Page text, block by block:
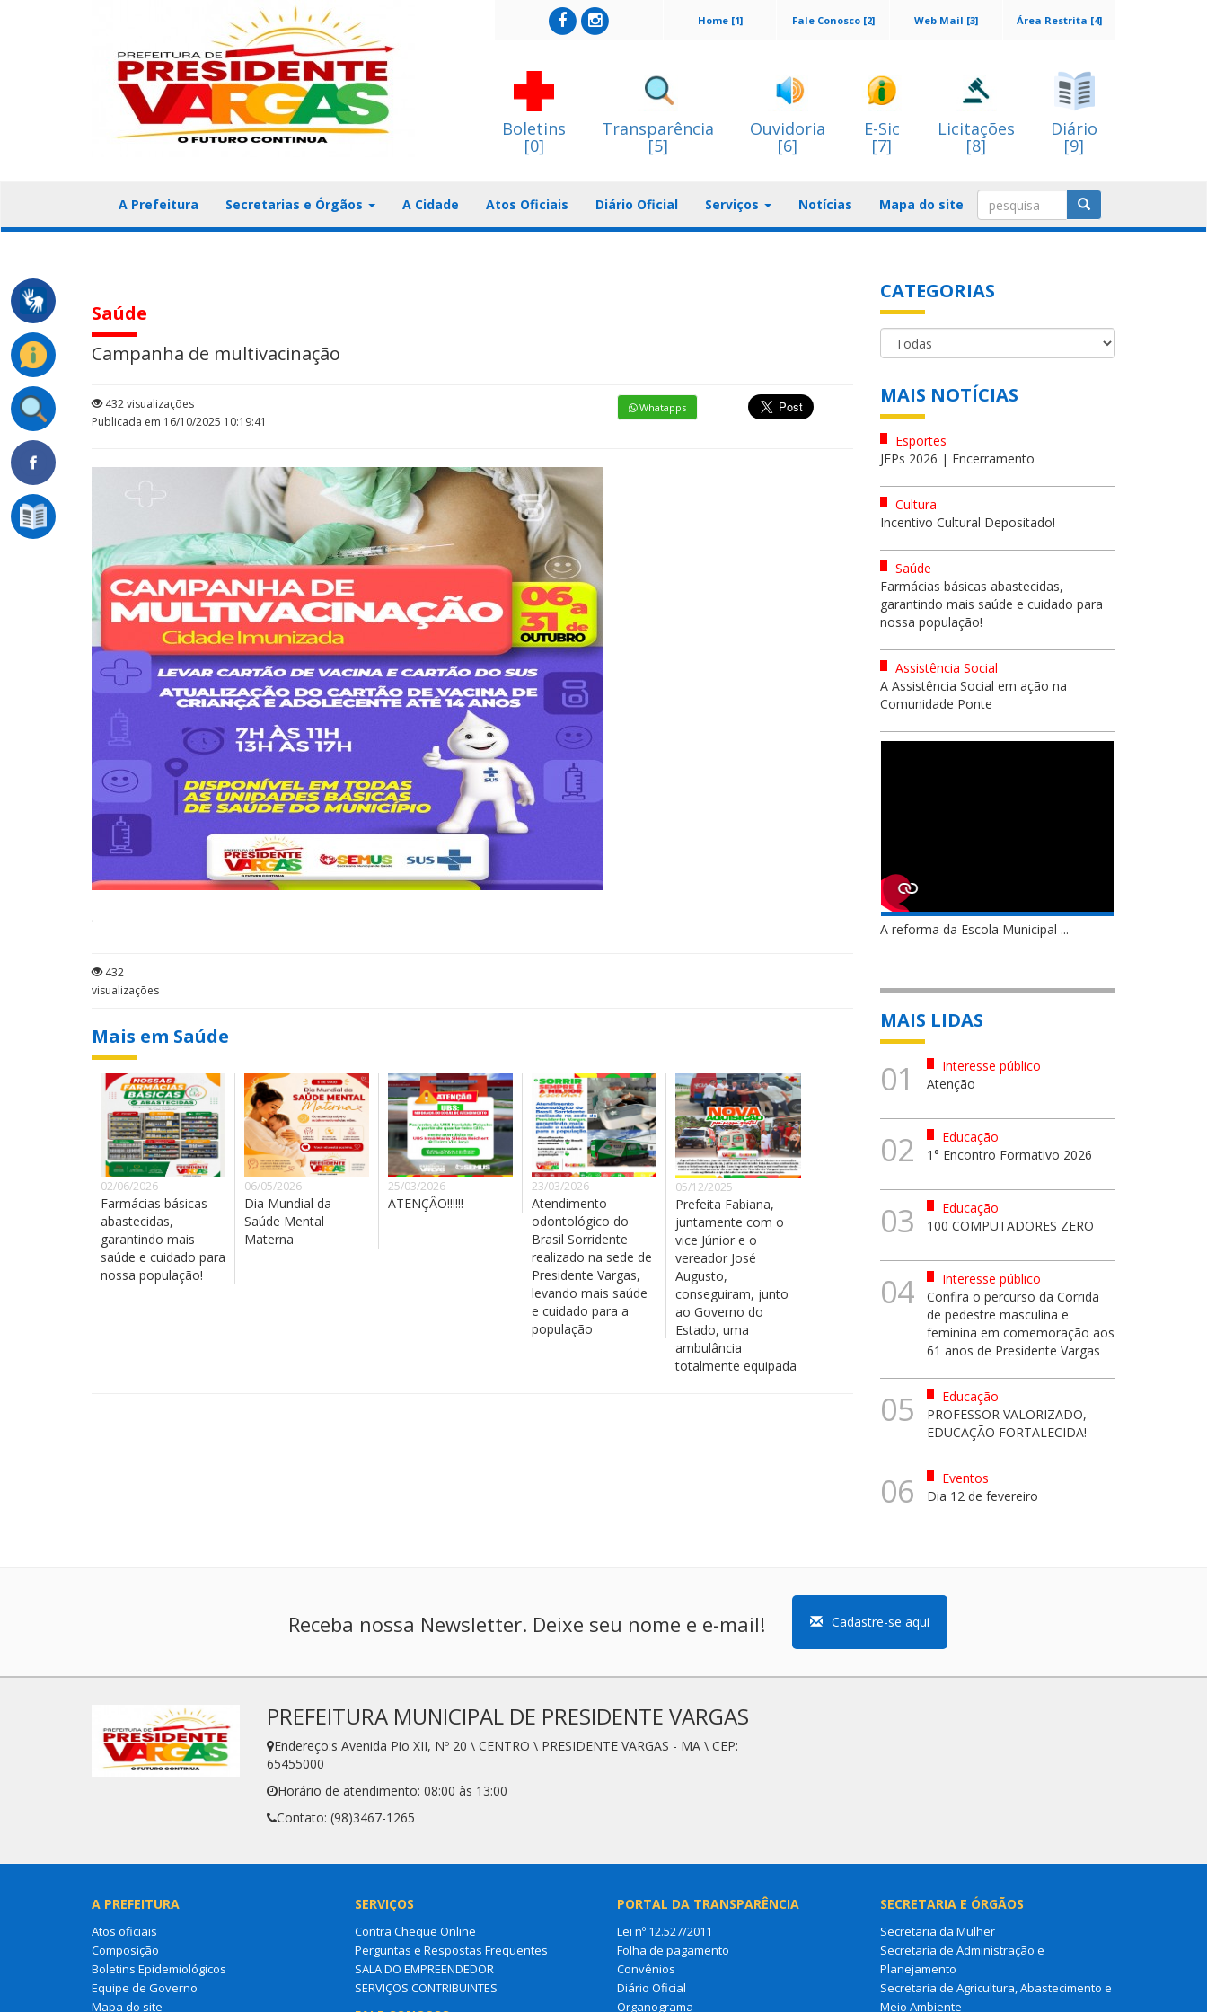
Área Restrita [4]
Web Mail [3]
Fale Conosco [2]
Home [1]
Boletins
[0]
Transparência
[5]
Ouvidoria
[6]
E-Sic
[7]
Licitações
[8]
Diário
[9]
A Prefeitura Secretarias e Órgãos A Cidade Atos Oficiais Diário Oficial Serviços Notícias Mapa do site
Saúde
Campanha de multivacinação
432 visualizações
Publicada em 16/10/2025 10:19:41
Whatapps
.
432
visualizações
Mais em Saúde
02/06/2026
Farmácias básicas
abastecidas,
garantindo mais
saúde e cuidado para
nossa população!
06/05/2026
Dia Mundial da
Saúde Mental
Materna
25/03/2026
ATENÇÂO!!!!!!
23/03/2026
Atendimento
odontológico do
Brasil Sorridente
realizado na sede de
Presidente Vargas,
levando mais saúde
e cuidado para a
população
05/12/2025
Prefeita Fabiana,
juntamente com o
vice Júnior e o
vereador José
Augusto,
conseguiram, junto
ao Governo do
Estado, uma
ambulância
totalmente equipada
CATEGORIAS
MAIS NOTÍCIAS
Esportes
JEPs 2026 | Encerramento
Cultura
Incentivo Cultural Depositado!
Saúde
Farmácias básicas abastecidas,
garantindo mais saúde e cuidado para
nossa população!
Assistência Social
A Assistência Social em ação na
Comunidade Ponte
A reforma da Escola Municipal ...
MAIS LIDAS
01
Interesse público
Atenção
02
Educação
1° Encontro Formativo 2026
03
Educação
100 COMPUTADORES ZERO
04
Interesse público
Confira o percurso da Corrida
de pedestre masculina e
feminina em comemoração aos
61 anos de Presidente Vargas
05
Educação
PROFESSOR VALORIZADO,
EDUCAÇÃO FORTALECIDA!
06
Eventos
Dia 12 de fevereiro
Receba nossa Newsletter. Deixe seu nome e e-mail! Cadastre-se aqui
PREFEITURA MUNICIPAL DE PRESIDENTE VARGAS
Endereço:s Avenida Pio XII, Nº 20 \ CENTRO \ PRESIDENTE VARGAS - MA \ CEP:
65455000
Horário de atendimento: 08:00 às 13:00
Contato: (98)3467-1265
A PREFEITURA
Atos oficiais
Composição
Boletins Epidemiológicos
Equipe de Governo
Mapa do site
SERVIÇOS
Contra Cheque Online
Perguntas e Respostas Frequentes
SALA DO EMPREENDEDOR
SERVIÇOS CONTRIBUINTES
PORTAL DA TRANSPARÊNCIA
Lei nº 12.527/2011
Folha de pagamento
Convênios
Diário Oficial
Organograma
SECRETARIA E ÓRGÃOS
Secretaria da Mulher
Secretaria de Administração e
Planejamento
Secretaria de Agricultura, Abastecimento e
Meio Ambiente